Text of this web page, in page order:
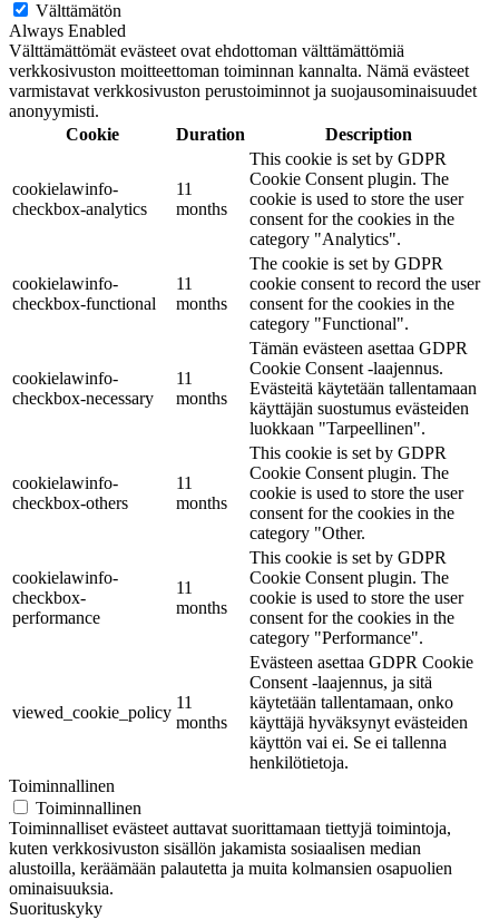
Välttämätön
Always Enabled
Välttämättömät evästeet ovat ehdottoman välttämättömiä
verkkosivuston moitteettoman toiminnan kannalta. Nämä evästeet
varmistavat verkkosivuston perustoiminnot ja suojausominaisuudet
anonyymisti.
Cookie
Duration Description
cookielawinfo-
checkbox-analytics
11
months
This cookie is set by GDPR
Cookie Consent plugin. The
cookie is used to store the user
consent for the cookies in the
category "Analytics".
cookielawinfo-
checkbox-functional
11
months
The cookie is set by GDPR
cookie consent to record the user
consent for the cookies in the
category "Functional".
cookielawinfo-
checkbox-necessary
11
months
Tämän evästeen asettaa GDPR
Cookie Consent -laajennus.
Evästeitä käytetään tallentamaan
käyttäjän suostumus evästeiden
luokkaan "Tarpeellinen".
cookielawinfo-
checkbox-others
11
months
This cookie is set by GDPR
Cookie Consent plugin. The
cookie is used to store the user
consent for the cookies in the
category "Other.
cookielawinfo-
checkbox-
performance
11
months
This cookie is set by GDPR
Cookie Consent plugin. The
cookie is used to store the user
consent for the cookies in the
category "Performance".
viewed_cookie_policy
11
months
Evästeen asettaa GDPR Cookie
Consent -laajennus, ja sitä
käytetään tallentamaan, onko
käyttäjä hyväksynyt evästeiden
käyttön vai ei. Se ei tallenna
henkilötietoja.
Toiminnallinen
Toiminnallinen
Toiminnalliset evästeet auttavat suorittamaan tiettyjä toimintoja,
kuten verkkosivuston sisällön jakamista sosiaalisen median
alustoilla, keräämään palautetta ja muita kolmansien osapuolien
ominaisuuksia.
Suorituskyky